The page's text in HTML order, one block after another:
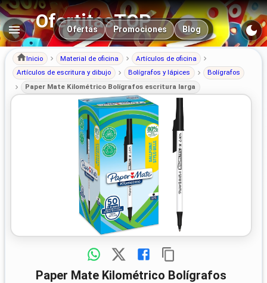
OfertitasTOP
Navegación principal
Ofertas Promociones Blog
Inicio Material de oficina
Artículos de oficina
Artículos de escritura y dibujo
Bolígrafos y lápices
Bolígrafos
Paper Mate Kilométrico Bolígrafos escritura larga
Paper Mate Kilométrico Bolígrafos